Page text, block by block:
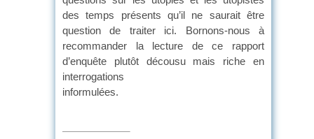
des temps présents qu’il ne saurait être
question de traiter ici. Bornons-nous à
recommander la lecture de ce rapport
d’enquête plutôt décousu mais riche en
interrogations
informulées.